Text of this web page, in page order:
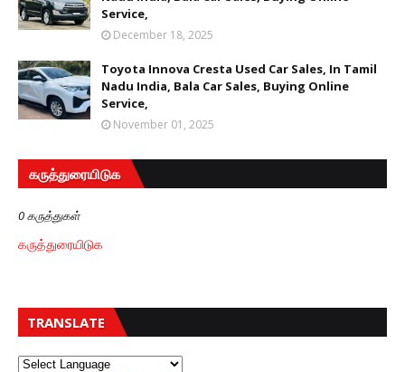
Service,
December 18, 2025
Toyota Innova Cresta Used Car Sales, In Tamil
Nadu India, Bala Car Sales, Buying Online
Service,
November 01, 2025
கருத்துரையிடுக
0 கருத்துகள்
கருத்துரையிடுக
TRANSLATE